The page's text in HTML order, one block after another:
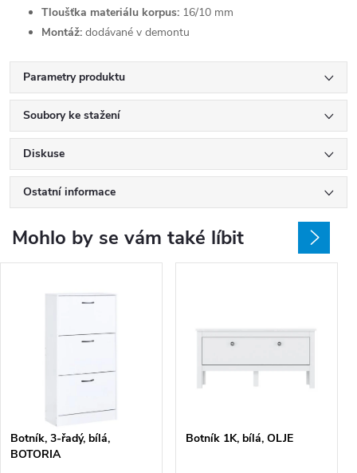
Tloušťka materiálu korpus: 16/10 mm
Montáž: dodávané v demontu
Parametry produktu
Soubory ke stažení
Diskuse
Ostatní informace
Mohlo by se vám také líbit
Botník, 3-řadý, bílá,
BOTORIA
Botník 1K, bílá, OLJE